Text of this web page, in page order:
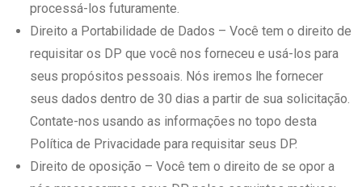
processá-los futuramente.
Direito a Portabilidade de Dados – Você tem o direito de
requisitar os DP que você nos forneceu e usá-los para
seus propósitos pessoais. Nós iremos lhe fornecer
seus dados dentro de 30 dias a partir de sua solicitação.
Contate-nos usando as informações no topo desta
Política de Privacidade para requisitar seus DP.
Direito de oposição – Você tem o direito de se opor a